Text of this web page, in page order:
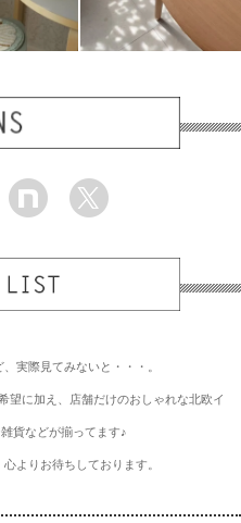
実際見てみないと・・・。
望に加え、店舗だけのおしゃれな北欧イ
貨などが揃ってます♪
よりお待ちしております。